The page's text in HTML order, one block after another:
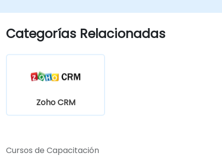
Categorías Relacionadas
Zoho CRM
Cursos de Capacitación